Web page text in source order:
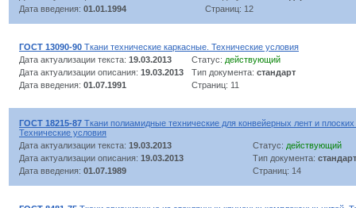
Дата введения: 01.01.1994 Страниц: 12
ГОСТ 13090-90 Ткани технические каркасные. Технические условия
Дата актуализации текста: 19.03.2013 Статус: действующий
Дата актуализации описания: 19.03.2013 Тип документа: стандарт
Дата введения: 01.07.1991 Страниц: 11
ГОСТ 18215-87 Ткани полиамидные технические для конвейерных лент и
Технические условия
Дата актуализации текста: 19.03.2013 Статус: действующий
Дата актуализации описания: 19.03.2013 Тип документа: стандарт
Дата введения: 01.07.1989 Страниц: 14